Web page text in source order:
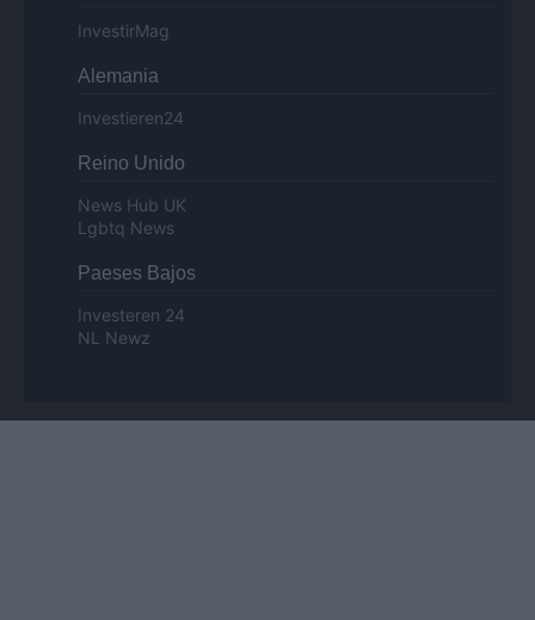
InvestirMag
Alemania
Investieren24
Reino Unido
News Hub UK
Lgbtq News
Paeses Bajos
Investeren 24
NL Newz